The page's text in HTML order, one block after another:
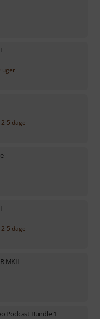
uger
5 dage
5 dage
MKII
Podcast Bundle 1